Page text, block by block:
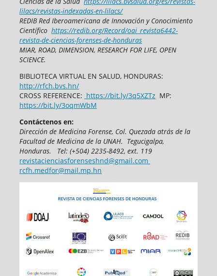
lilacs/revistas-indexadas-en-lilacs/
REDIB Red Iberoamericana de Innovación y Conocimiento
Científico https://redib.org/Record/oai_revista6442-
revista-de-ciencias-forenses-de-honduras
MIAR, ROAD, DIMENSION, RESEARCH FOR LIFE, OPEN
SCIENCE.
BIBLIOTECA VIRTUAL EN SALUD, HONDURAS:
http://rfch.bvs.hn/
CROSS REFERENCE: https://bit.ly/3q5XZTz MP:
https://bit.ly/3oqmWbM
Contáctenos en:
Dirección de Medicina Forense, Col. Quezada atrás de la
Facultad de Medicina de la UNAH. Tegucigalpa,
Honduras. Tel: (+504) 2235-8492, ext. 119
revistacienciasforenseshnd@gmail.com
rcfh.medfor@mail.mp.hn